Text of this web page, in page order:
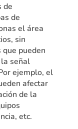
de
de
el área
sin
pueden
señal
ejemplo, el
afectar
de la
etc.